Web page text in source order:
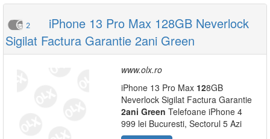
2
iPhone 13 Pro Max 128GB Neverlock
Sigilat Factura Garantie 2ani Green
www.olx.ro
iPhone 13 Pro Max 128GB
Neverlock Sigilat Factura Garantie
2ani Green Telefoane iPhone 4
999 lei Bucuresti, Sectorul 5 Azi